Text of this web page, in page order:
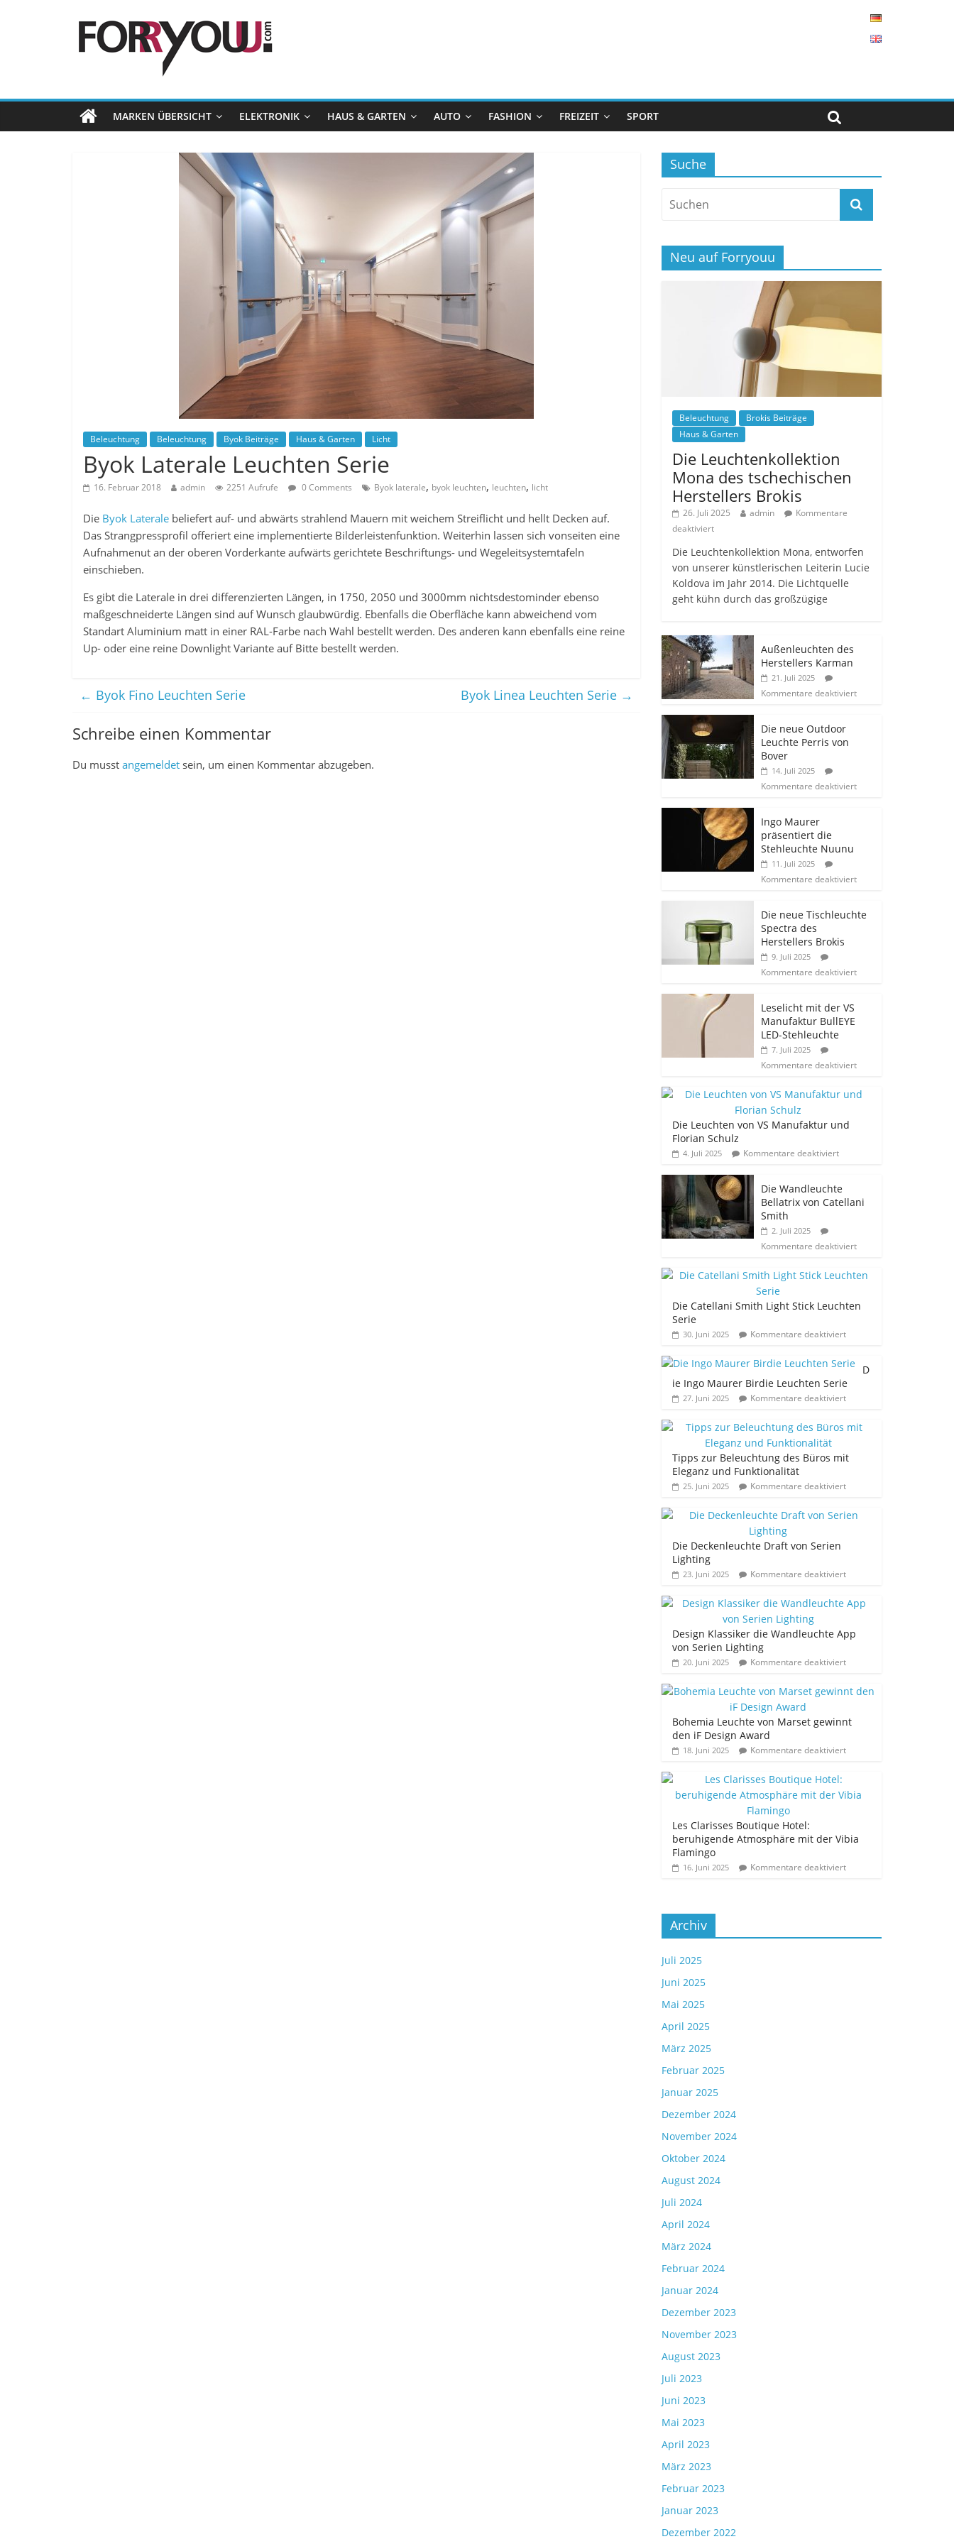
MARKEN ÜBERSICHT ELEKTRONIK HAUS & GARTEN AUTO FASHION FREIZEIT SPORT
Beleuchtung Beleuchtung Byok Beiträge Haus & Garten Licht
Byok Laterale Leuchten Serie
16. Februar 2018 admin 2251 Aufrufe 0 Comments Byok laterale, byok leuchten, leuchten, licht
Die Byok Laterale beliefert auf- und abwärts strahlend Mauern mit weichem Streiflicht und hellt Decken auf.
Das Strangpressprofil offeriert eine implementierte Bilderleistenfunktion. Weiterhin lassen sich vonseiten eine
Aufnahmenut an der oberen Vorderkante aufwärts gerichtete Beschriftungs- und Wegeleitsystemtafeln
einschieben.
Es gibt die Laterale in drei differenzierten Längen, in 1750, 2050 und 3000mm nichtsdestominder ebenso
maßgeschneiderte Längen sind auf Wunsch glaubwürdig. Ebenfalls die Oberfläche kann abweichend vom
Standart Aluminium matt in einer RAL-Farbe nach Wahl bestellt werden. Des anderen kann ebenfalls eine reine
Up- oder eine reine Downlight Variante auf Bitte bestellt werden.
← Byok Fino Leuchten Serie Byok Linea Leuchten Serie →
Schreibe einen Kommentar
Du musst angemeldet sein, um einen Kommentar abzugeben.
Suche
Neu auf Forryouu
Beleuchtung
Brokis Beiträge
Haus & Garten
Die Leuchtenkollektion
Mona des tschechischen
Herstellers Brokis
26. Juli 2025 admin
Kommentare
deaktiviert
Die Leuchtenkollektion Mona, entworfen
von unserer künstlerischen Leiterin Lucie
Koldova im Jahr 2014. Die Lichtquelle
geht kühn durch das großzügige
Außenleuchten des
Herstellers Karman
21. Juli 2025
Kommentare deaktiviert
Die neue Outdoor
Leuchte Perris von
Bover
14. Juli 2025
Kommentare deaktiviert
Ingo Maurer
präsentiert die
Stehleuchte Nuunu
11. Juli 2025
Kommentare deaktiviert
Die neue Tischleuchte
Spectra des
Herstellers Brokis
9. Juli 2025
Kommentare deaktiviert
Leselicht mit der VS
Manufaktur BullEYE
LED-Stehleuchte
7. Juli 2025
Kommentare deaktiviert
Die Leuchten von VS Manufaktur und
Florian Schulz
4. Juli 2025 Kommentare deaktiviert
Die Wandleuchte
Bellatrix von Catellani
Smith
2. Juli 2025
Kommentare deaktiviert
Die Catellani Smith Light Stick Leuchten
Serie
30. Juni 2025 Kommentare deaktiviert
D
ie Ingo Maurer Birdie Leuchten Serie
27. Juni 2025 Kommentare deaktiviert
Tipps zur Beleuchtung des Büros mit
Eleganz und Funktionalität
25. Juni 2025 Kommentare deaktiviert
Die Deckenleuchte Draft von Serien
Lighting
23. Juni 2025 Kommentare deaktiviert
Design Klassiker die Wandleuchte App
von Serien Lighting
20. Juni 2025 Kommentare deaktiviert
Bohemia Leuchte von Marset gewinnt
den iF Design Award
18. Juni 2025 Kommentare deaktiviert
Les Clarisses Boutique Hotel:
beruhigende Atmosphäre mit der Vibia
Flamingo
16. Juni 2025 Kommentare deaktiviert
Archiv
Juli 2025
Juni 2025
Mai 2025
April 2025
März 2025
Februar 2025
Januar 2025
Dezember 2024
November 2024
Oktober 2024
August 2024
Juli 2024
April 2024
März 2024
Februar 2024
Januar 2024
Dezember 2023
November 2023
August 2023
Juli 2023
Juni 2023
Mai 2023
April 2023
März 2023
Februar 2023
Januar 2023
Dezember 2022